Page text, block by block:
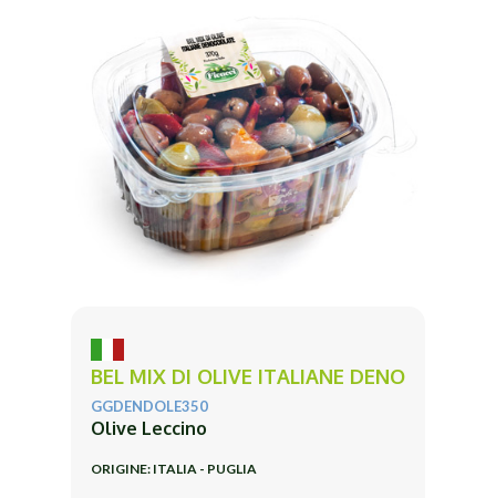
BEL MIX DI OLIVE ITALIANE DENO
GGDENDOLE350
Olive Leccino
ORIGINE: ITALIA - PUGLIA